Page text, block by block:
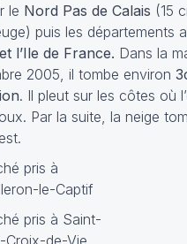
le Nord Pas de Calais (15
puis les départements
l’Ile de France. Dans la
2005, il tombe environ
. Il pleut sur les côtes où
Par la suite, la neige